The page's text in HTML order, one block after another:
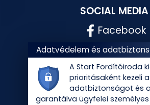
Adatvédelem és
A Start Fordítóiroda
prioritásaként kezeli
adatbiztonságot és
garantálva ügyfelei
SOCIAL MEDIA
Facebook
Instagram